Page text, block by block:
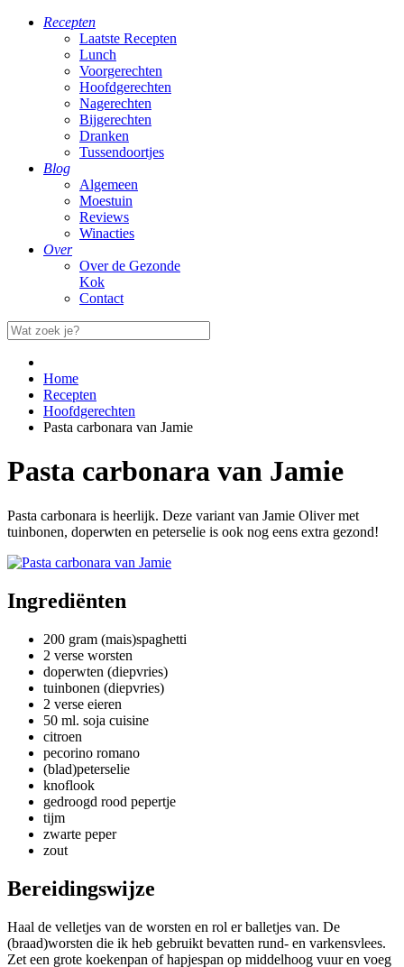
Recepten
Laatste Recepten
Lunch
Voorgerechten
Hoofdgerechten
Nagerechten
Bijgerechten
Dranken
Tussendoortjes
Blog
Algemeen
Moestuin
Reviews
Winacties
Over
Over de Gezonde
Kok
Contact
Home
Recepten
Hoofdgerechten
Pasta carbonara van Jamie
Pasta carbonara van Jamie
Pasta carbonara is heerlijk. Deze variant van Jamie Oliver met
tuinbonen, doperwten en peterselie is ook nog eens extra gezond!
Ingrediënten
200 gram (mais)spaghetti
2 verse worsten
doperwten (diepvries)
tuinbonen (diepvries)
2 verse eieren
50 ml. soja cuisine
citroen
pecorino romano
(blad)peterselie
knoflook
gedroogd rood pepertje
tijm
zwarte peper
zout
Bereidingswijze
Haal de velletjes van de worsten en rol er balletjes van. De
(braad)worsten die ik heb gebruikt bevatten rund- en varkensvlees.
Zet een grote koekenpan of hapjespan op middelhoog vuur en voeg